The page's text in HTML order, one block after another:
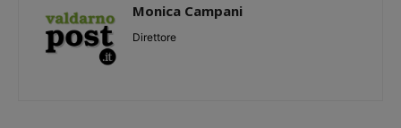
Monica Campani
Direttore